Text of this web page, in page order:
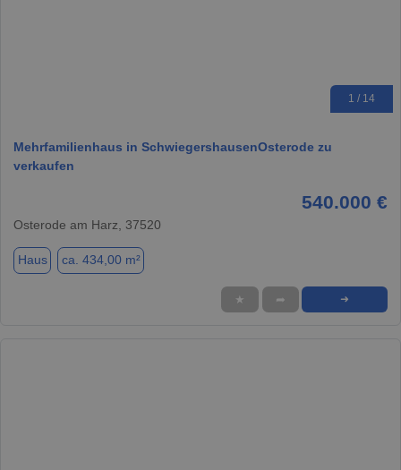
1 / 14
Mehrfamilienhaus in SchwiegershausenOsterode zu
verkaufen
540.000 €
Osterode am Harz, 37520
Haus ca. 434,00 m²
★ ➦ ➜